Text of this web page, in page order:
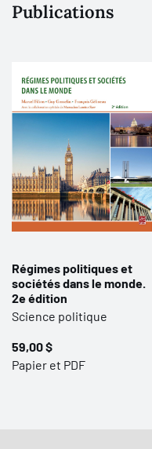
Publications
Régimes politiques et
sociétés dans le monde.
2e édition
Science politique
59,00 $
Papier et PDF